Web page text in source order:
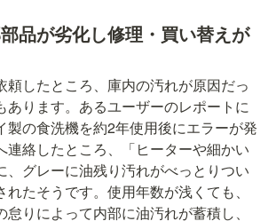
品が劣化し修理・買い替えが
頼したところ、庫内の汚れが原因だっ
あります。あるユーザーのレポートに
製の食洗機を約2年使用後にエラーが発
連絡したところ、「ヒーターや細かい
、グレーに油残り汚れがべっとりつい
たそうです。使用年数が浅くても、
りによって内部に油汚れが蓄積し、